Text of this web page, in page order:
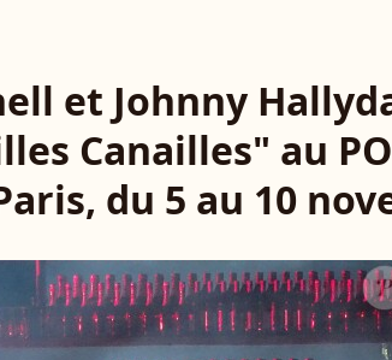
et Johnny
Canailles" au
du 5 au 10